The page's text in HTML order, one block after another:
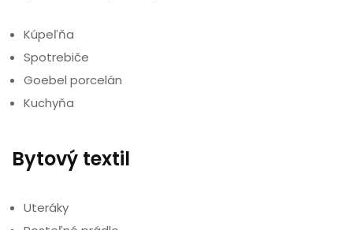
Kúpeľňa
Spotrebiče
Goebel porcelán
Kuchyňa
Bytový textil
Uteráky